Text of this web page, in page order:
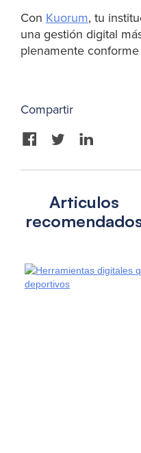
Con Kuorum, tu
una gestión digital
plenamente
Compartir
Articulos